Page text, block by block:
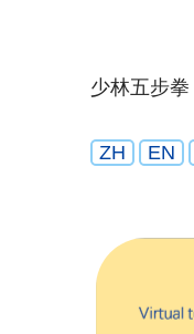
少林五步拳
ZH EN